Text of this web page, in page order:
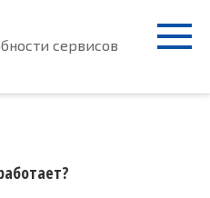
сервисов